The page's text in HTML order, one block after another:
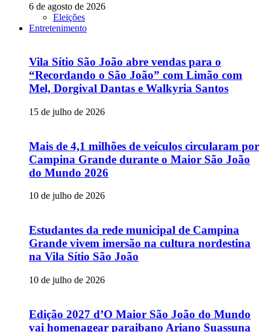
6 de agosto de 2026
Eleições
Entretenimento
Vila Sítio São João abre vendas para o
“Recordando o São João” com Limão com
Mel, Dorgival Dantas e Walkyria Santos
15 de julho de 2026
Mais de 4,1 milhões de veículos circularam por
Campina Grande durante o Maior São João
do Mundo 2026
10 de julho de 2026
Estudantes da rede municipal de Campina
Grande vivem imersão na cultura nordestina
na Vila Sítio São João
10 de julho de 2026
Edição 2027 d’O Maior São João do Mundo
vai homenagear paraibano Ariano Suassuna